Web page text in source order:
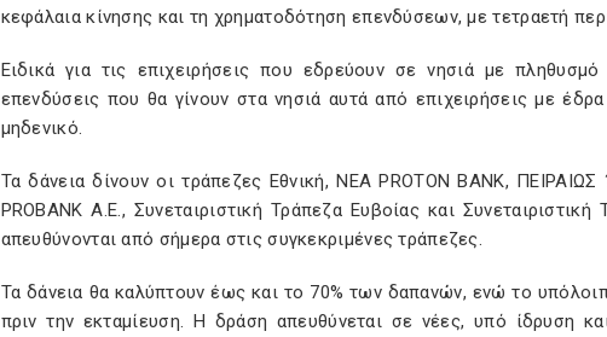
κεφάλαια κίνησης και τη χρηματοδότηση επενδύσεων, με τετραετή
Ειδικά για τις επιχειρήσεις που εδρεύουν σε νησιά με
επενδύσεις που θα γίνουν στα νησιά αυτά από επιχειρήσεις με
μηδενικό.
Τα δάνεια δίνουν οι τράπεζες Εθνική, NΕΑ PROTON BANK,
PROBANK A.E., Συνεταιριστική Τράπεζα Ευβοίας και
απευθύνονται από σήμερα στις συγκεκριμένες τράπεζες.
Τα δάνεια θα καλύπτουν έως και το 70% των δαπανών, ενώ το
πριν την εκταμίευση. Η δράση απευθύνεται σε νέες, υπό ίδρυση